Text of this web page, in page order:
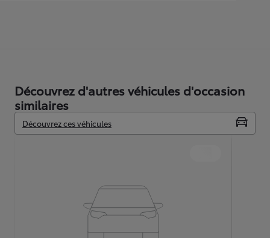
Découvrez d'autres véhicules d'occasion
similaires
Découvrez ces véhicules